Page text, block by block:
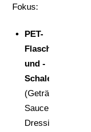
Fokus:
PET-
Flaschen
und -
Schalen
(Getränke,
Saucen,
Dressings):